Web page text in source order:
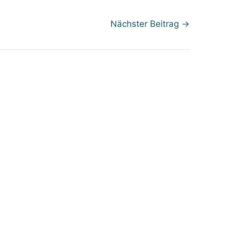
Nächster Beitrag →